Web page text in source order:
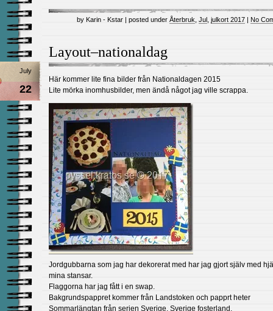
by Karin - Kstar | posted under Återbruk Jul julkort 2017 | No
Layout–nationaldag
July
22
Här kommer lite fina bilder från Nationaldagen 2015
Lite mörka inomhusbilder, men ändå något jag ville scrappa.
Jordgubbarna som jag har dekorerat med har jag gjort själv med
mina stansar.
Flaggorna har jag fått i en swap.
Bakgrundspappret kommer från Landstoken och papprt heter
Sommarlängtan från serien Sverige, Sverige fosterland.